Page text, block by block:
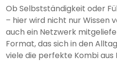
Ob Selbstständigkeit oder
– hier wird nicht nur Wissen
auch ein Netzwerk
Format, das sich in den
viele die perfekte Kombi aus